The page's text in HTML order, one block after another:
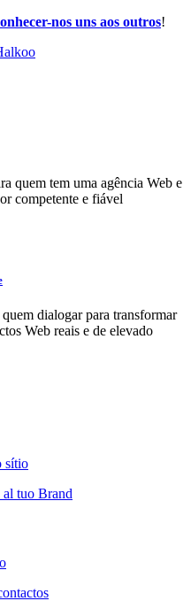
nos uns aos outros!
quem tem uma agência Web e
competente e fiável
dialogar para transformar
Web reais e de elevado
sítio
tuo Brand